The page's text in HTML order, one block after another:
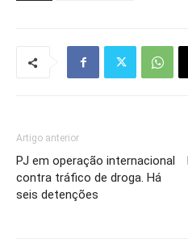
Artigo anterior
PJ em operação internacional
contra tráfico de droga. Há
seis detenções